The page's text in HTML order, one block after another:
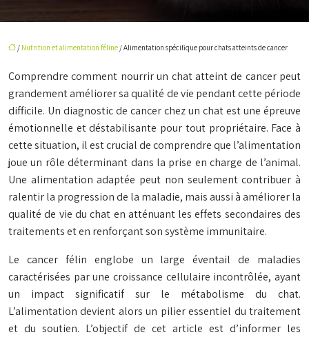
/ Nutrition et alimentation féline / Alimentation spécifique pour chats atteints de cancer
Comprendre comment nourrir un chat atteint de cancer peut
grandement améliorer sa qualité de vie pendant cette période
difficile. Un diagnostic de cancer chez un chat est une épreuve
émotionnelle et déstabilisante pour tout propriétaire. Face à
cette situation, il est crucial de comprendre que l’alimentation
joue un rôle déterminant dans la prise en charge de l’animal.
Une alimentation adaptée peut non seulement contribuer à
ralentir la progression de la maladie, mais aussi à améliorer la
qualité de vie du chat en atténuant les effets secondaires des
traitements et en renforçant son système immunitaire.
Le cancer félin englobe un large éventail de maladies
caractérisées par une croissance cellulaire incontrôlée, ayant
un impact significatif sur le métabolisme du chat.
L’alimentation devient alors un pilier essentiel du traitement
et du soutien. L’objectif de cet article est d’informer les